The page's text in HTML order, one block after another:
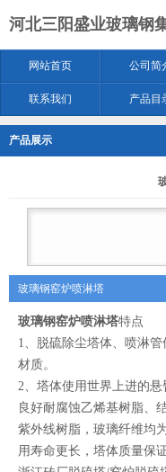
河北三阳盛业玻璃钢
网站首页 公司简
联系我们 产品目
产品展示
玻璃钢窑炉喷淋塔
玻璃钢窑炉喷淋塔特点
1、脱硫除尘塔体、喷淋
材质。
2、塔体使用世界上进的
良好耐腐蚀乙烯基树脂、
紫外线树脂，玻璃纤维均
用寿命更长，塔体质量保